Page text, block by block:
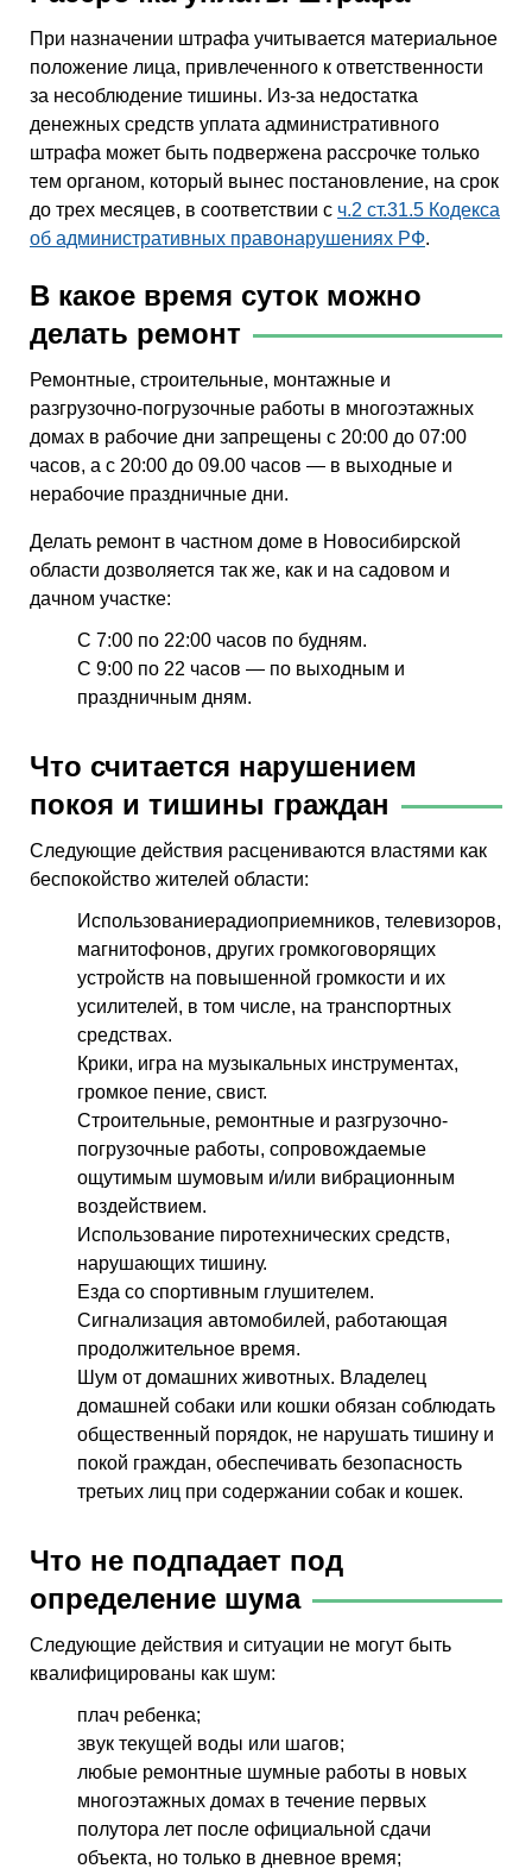
При назначении штрафа учитывается материальное
положение лица, привлеченного к ответственности
за несоблюдение тишины. Из-за недостатка
денежных средств уплата административного
штрафа может быть подвержена рассрочке только
тем органом, который вынес постановление, на срок
до трех месяцев, в соответствии с ч.2 ст.31.5 Кодекса
об административных правонарушениях РФ.
В какое время суток можно
делать ремонт
Ремонтные, строительные, монтажные и
разгрузочно-погрузочные работы в многоэтажных
домах в рабочие дни запрещены с 20:00 до 07:00
часов, а с 20:00 до 09.00 часов — в выходные и
нерабочие праздничные дни.
Делать ремонт в частном доме в Новосибирской
области дозволяется так же, как и на садовом и
дачном участке:
С 7:00 по 22:00 часов по будням.
С 9:00 по 22 часов — по выходным и
праздничным дням.
Что считается нарушением
покоя и тишины граждан
Следующие действия расцениваются властями как
беспокойство жителей области:
Использованиерадиоприемников, телевизоров,
магнитофонов, других громкоговорящих
устройств на повышенной громкости и их
усилителей, в том числе, на транспортных
средствах.
Крики, игра на музыкальных инструментах,
громкое пение, свист.
Строительные, ремонтные и разгрузочно-
погрузочные работы, сопровождаемые
ощутимым шумовым и/или вибрационным
воздействием.
Использование пиротехнических средств,
нарушающих тишину.
Езда со спортивным глушителем.
Сигнализация автомобилей, работающая
продолжительное время.
Шум от домашних животных. Владелец
домашней собаки или кошки обязан соблюдать
общественный порядок, не нарушать тишину и
покой граждан, обеспечивать безопасность
третьих лиц при содержании собак и кошек.
Что не подпадает под
определение шума
Следующие действия и ситуации не могут быть
квалифицированы как шум:
плач ребенка;
звук текущей воды или шагов;
любые ремонтные шумные работы в новых
многоэтажных домах в течение первых
полутора лет после официальной сдачи
объекта, но только в дневное время;